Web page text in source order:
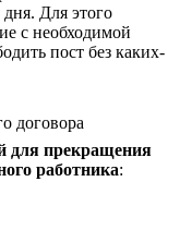
дня. Для этого
с необходимой
пост без каких-
договора
для прекращения
работника: